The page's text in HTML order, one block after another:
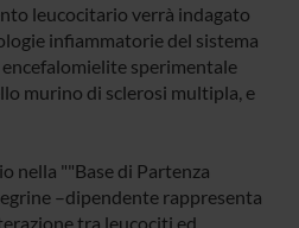
leucocitario verrà indagato
infiammatorie del sistema
encefalomielite sperimentale
murino di sclerosi multipla, e
nella ""Base di Partenza
–dipendente rappresenta
tra leucociti ed